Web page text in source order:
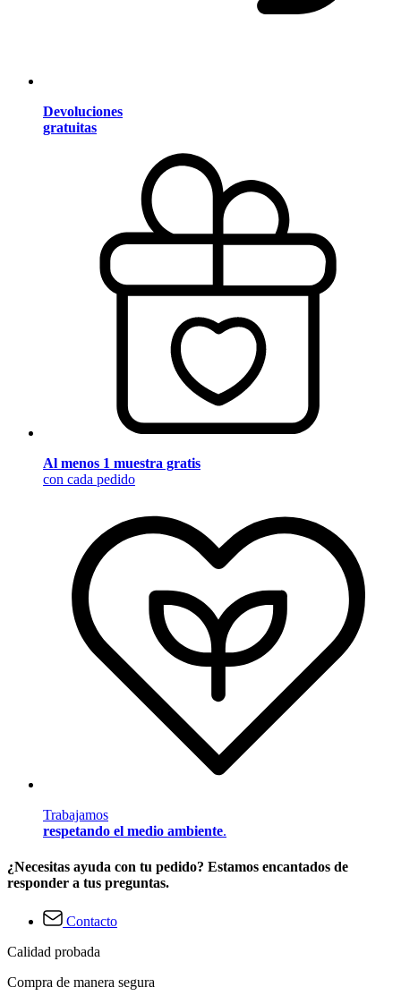
Devoluciones
gratuitas
Al menos 1 muestra gratis
con cada pedido
Trabajamos
respetando el medio ambiente.
¿Necesitas ayuda con tu pedido? Estamos encantados de
responder a tus preguntas.
Contacto
Calidad probada
Compra de manera segura